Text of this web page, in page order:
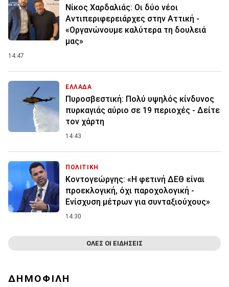
Νίκος Χαρδαλιάς: Οι δύο νέοι
Αντιπεριφερειάρχες στην Αττική -
«Οργανώνουμε καλύτερα τη δουλειά
μας»
14:47
ΕΛΛΑΔΑ
Πυροσβεστική: Πολύ υψηλός κίνδυνος
πυρκαγιάς αύριο σε 19 περιοχές - Δείτε
τον χάρτη
14:43
ΠΟΛΙΤΙΚΗ
Κοντογεώργης: «Η φετινή ΔΕΘ είναι
προεκλογική, όχι παροχολογική -
Ενίσχυση μέτρων για συνταξιούχους»
14:30
ΟΛΕΣ ΟΙ ΕΙΔΗΣΕΙΣ
ΔΗΜΟΦΙΛΗ